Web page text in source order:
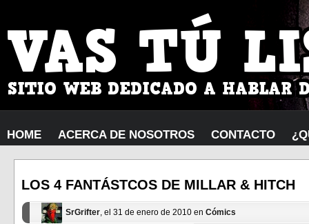
HOME ACERCA DE NOSOTROS CONTACTO
LOS 4 FANTÁSTCOS DE MILLAR & HITCH
SrGrifter, el 31 de enero de 2010 en Cómics